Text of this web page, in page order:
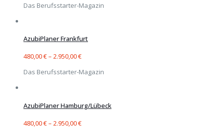
Das Berufsstarter-Magazin
AzubiPlaner Frankfurt
480,00€– 2.950,00€
Das Berufsstarter-Magazin
AzubiPlaner Hamburg/Lübeck
480,00€– 2.950,00€